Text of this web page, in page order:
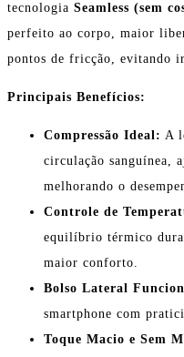
tecnologia Seamless (sem
perfeito ao corpo, maior
pontos de fricção, evitando
Principais Benefícios:
Compressão Ideal: A
circulação sanguínea,
melhorando o
Controle de
equilíbrio térmico
maior conforto.
Bolso Lateral
smartphone com
Toque Macio e Sem